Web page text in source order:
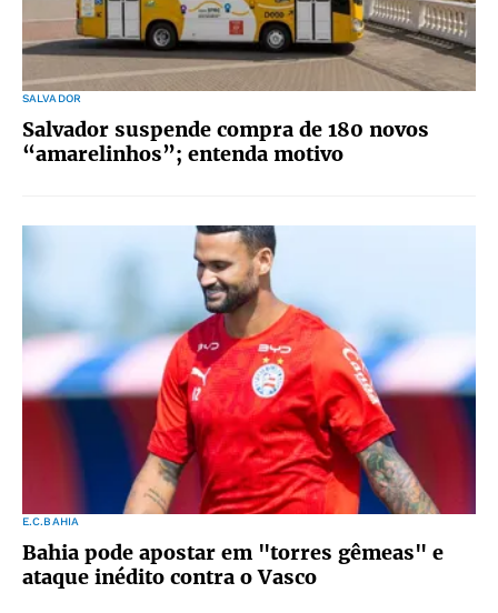
SALVADOR
Salvador suspende compra de 180 novos
“amarelinhos”; entenda motivo
E.C.BAHIA
Bahia pode apostar em "torres gêmeas" e
ataque inédito contra o Vasco